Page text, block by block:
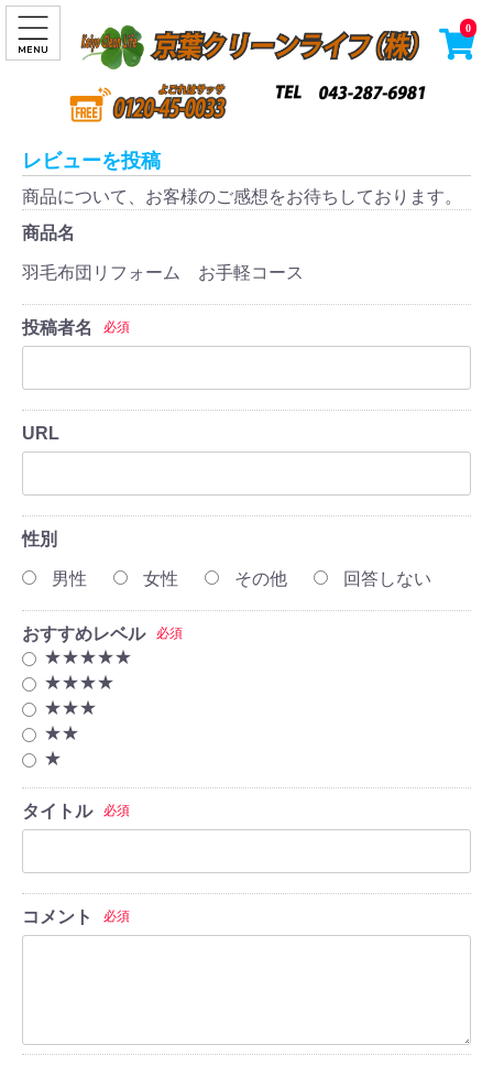
0
レビューを投稿
商品について、お客様のご感想をお待ちしております。
商品名
羽毛布団リフォーム お手軽コース
投稿者名 必須
URL
性別
男性 女性 その他 回答しない
おすすめレベル 必須
★★★★★
★★★★
★★★
★★
★
タイトル 必須
コメント 必須